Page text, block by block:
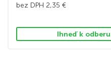
bez DPH 2,35 €
Ihneď k